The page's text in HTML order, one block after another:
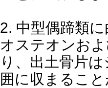
2. 中型偶蹄類
オステオンお
り、出土骨片
囲に収まるこ